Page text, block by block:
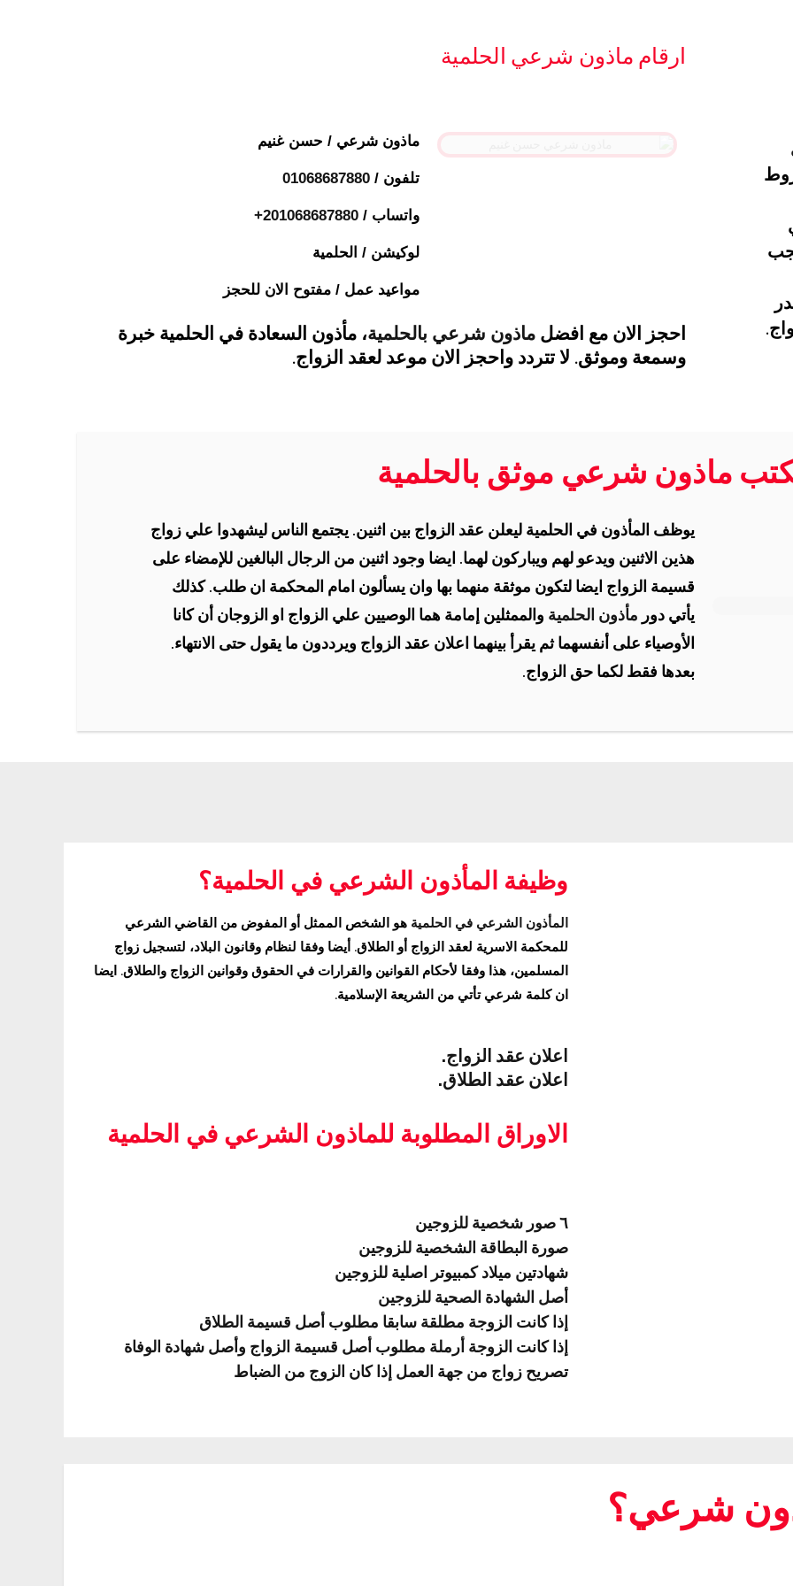
ارقام ماذون شرعي الحلمية
ماذون شرعي / حسن غنيم
تلفون / 01068687880
واتساب / ⁦ +201068687880
لوكيشن / الحلمية
مواعيد عمل / مفتوح الان للحجز
احجز الان مع افضلماذون شرعي بالحلمية، مأذون السعادة في الحلمية خبرة
وسمعة وموثق. لا تتردد واحجز الان موعد لعقد الزواج.
ماذون شرعي موثق بالحلمية
يوظف المأذون في الحلمية ليعلن عقد الزواج بين اثنين. يجتمع الناس ليشهدوا علي زواج
هذين الاثنين ويدعو لهم ويباركون لهما. ايضا وجود اثنين من الرجال البالغين للإمضاء على
قسيمة الزواج ايضا لتكون موثقة منهما بها وان يسألون امام المحكمة ان طلب. كذلك
يأتي دور مأذون الحلمية والممثلين إمامة هما الوصيين علي الزواج او الزوجان أن كانا
الأوصياء على أنفسهما ثم يقرأ بينهما اعلان عقد الزواج ويرددون ما يقول حتى الانتهاء.
بعدها فقط لكما حق الزواج.
وظيفة المأذون الشرعي في الحلمية؟
المأذون الشرعي في الحلمية هو الشخص الممثل أو المفوض من القاضي الشرعي
للمحكمة الاسرية لعقد الزواج أو الطلاق. أيضا وفقا لنظام وقانون البلاد، لتسجيل زواج
المسلمين، هذا وفقا لأحكام القوانين والقرارات في الحقوق وقوانين الزواج والطلاق. ايضا
ان كلمة شرعي تأتي من الشريعة الإسلامية.
اعلان عقد الزواج.
اعلان عقد الطلاق.
الاوراق المطلوبة للماذون الشرعي في الحلمية
٦ صور شخصية للزوجين
صورة البطاقة الشخصية للزوجين
شهادتين ميلاد كمبيوتر اصلية للزوجين
أصل الشهادة الصحية للزوجين
إذا كانت الزوجة مطلقة سابقا مطلوب أصل قسيمة الطلاق
إذا كانت الزوجة أرملة مطلوب أصل قسيمة الزواج وأصل شهادة الوفاة
تصريح زواج من جهة العمل إذا كان الزوج من الضباط
شرعي؟